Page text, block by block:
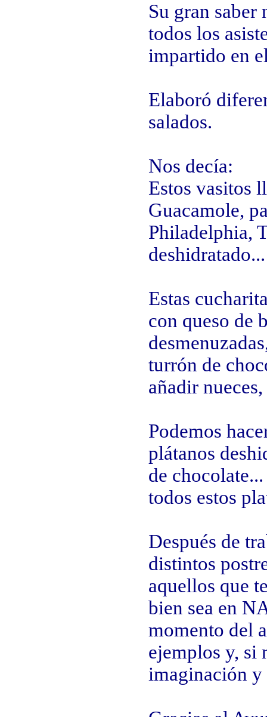
Su gran saber
todos los
impartido en
Elaboró
salados.
Nos decía:
Estos vasitos
Guacamole,
Philadelphia,
deshidratado...
Estas
con queso de
turrón de
añadir
Podemos
plátanos
de
todos estos
Después de
distintos
aquellos que
bien sea en
momento del
ejemplos y, si
imaginación y